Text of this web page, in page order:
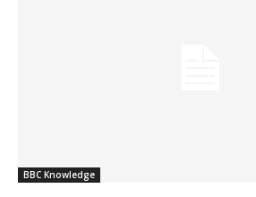
BBC Knowledge